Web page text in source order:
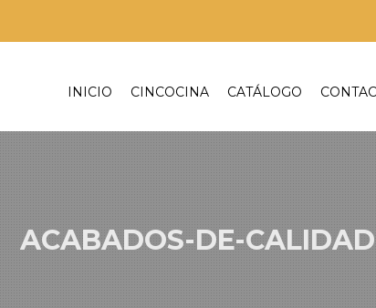
INICIO CINCOCINA CATÁLOGO
ACABADOS-DE-